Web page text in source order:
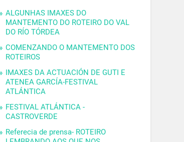
ALGUNHAS IMAXES DO
MANTEMENTO DO ROTEIRO DO VAL
DO RÍO TÓRDEA
COMENZANDO O MANTEMENTO DOS
ROTEIROS
IMAXES DA ACTUACIÓN DE GUTI E
ATENEA GARCÍA-FESTIVAL
ATLÁNTICA
FESTIVAL ATLÁNTICA -
CASTROVERDE
Referecia de prensa- ROTEIRO